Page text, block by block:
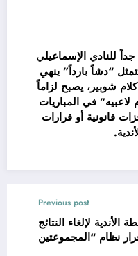
للنادي الإسماعيلي
“دشاً بارداً” ينهي
شوبير، يصبح لزاماً
في المباريات
قانونية أو قرارات
Previous post
لإلغاء النتائج